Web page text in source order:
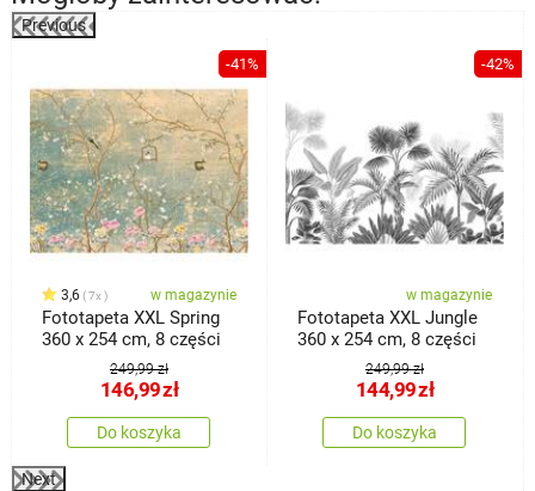
Previous
-41%
3,6 7x w magazynie
Fototapeta XXL Spring
360 x 254 cm, 8 części
249,99 zł
146,99zł
Do koszyka
-42%
w magazynie
Fototapeta XXL Jungle
360 x 254 cm, 8 części
249,99 zł
144,99zł
Do koszyka
Next